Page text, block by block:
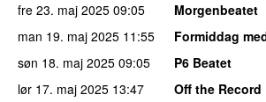
fre 23. maj 2025 09:05
Morgenbeatet
man 19. maj 2025 11:55
Formiddag
søn 18. maj 2025 09:05
P6 Beatet
lør 17. maj 2025 13:47
Off the Record